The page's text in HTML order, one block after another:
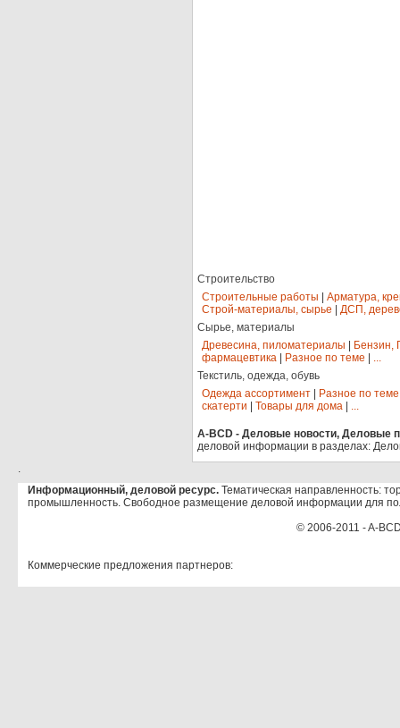
Строительство
Строительные работы
Арматура,
Строй-материалы, сырье
ДСП,
Сырье, материалы
Древесина, пиломатериалы
Бензин,
фармацевтика
Разное по теме
...
Текстиль, одежда, обувь
Одежда ассортимент
Разное по теме
скатерти
Товары для дома ...
A-BCD - Деловые новости, Деловые
деловой информации в разделах:
.
Информационный, деловой ресурс. Тематическая направленность:
промышленность. Свободное размещение деловой информации для
© 2006-2011 - A-
Коммерческие предложения партнеров: